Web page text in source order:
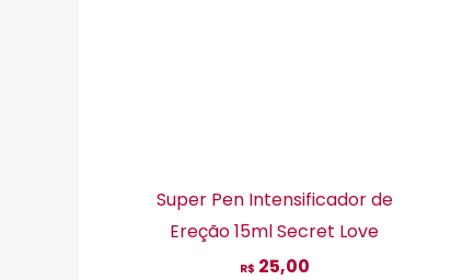
Super Pen Intensificador de
Ereção 15ml Secret Love
R$ 25,00